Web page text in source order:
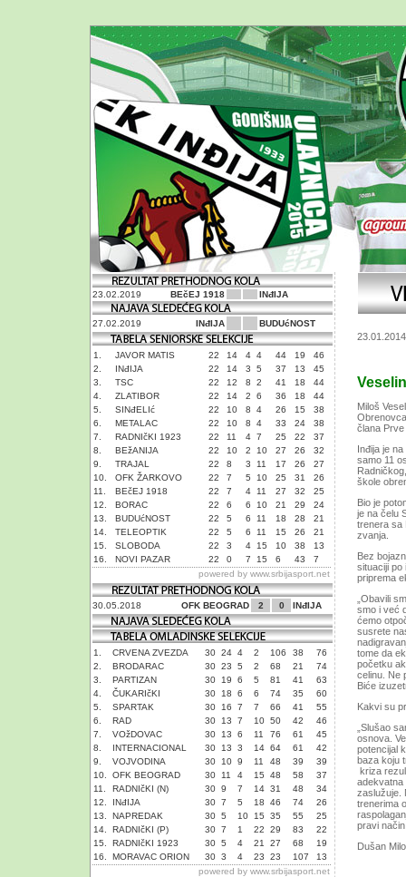
23.02.2019 BEčEJ 1918 INđIJA
27.02.2019 INđIJA BUDUćNOST
1. JAVOR MATIS 22 14 4 4 44 19
46
2.
INđIJA 22 14 3 5 37 13
45
3.
TSC 22 12 8 2 41 18
44
4.
ZLATIBOR 22 14 2 6 36 18
44
5.
SINđELIć 22 10 8 4 26 15
38
6.
METALAC 22 10 8 4 33 24
38
7.
RADNIčKI 1923 22 11 4 7 25 22
37
8.
BEžANIJA 22 10 2 10 27 26
32
9.
TRAJAL 22 8 3 11 17 26
27
10.
OFK ŽARKOVO 22 7 5 10 25 31
26
11.
BEčEJ 1918 22 7 4 11 27 32
25
12.
BORAC 22 6 6 10 21 29
24
13.
BUDUćNOST 22 5 6 11 18 28
21
14.
TELEOPTIK 22 5 6 11 15 26
21
15.
SLOBODA 22 3 4 15 10 38
13
16.
NOVI PAZAR 22 0 7 15 6 43
7
powered by www.srbijasport.net
30.05.2018 OFK BEOGRAD 2 0 INđIJA
1. CRVENA ZVEZDA 30 24 4 2 106 38
76
2.
BRODARAC 30 23 5 2 68 21
74
3.
PARTIZAN 30 19 6 5 81 41
63
4.
ČUKARIčKI 30 18 6 6 74 35
60
5.
SPARTAK 30 16 7 7 66 41
55
6.
RAD 30 13 7 10 50 42
46
7.
VOžDOVAC 30 13 6 11 76 61
45
8.
INTERNACIONAL 30 13 3 14 64 61
42
9.
VOJVODINA 30 10 9 11 48 39
39
10.
OFK BEOGRAD 30 11 4 15 48 58
37
11.
RADNIčKI (N) 30 9 7 14 31 48
34
12.
INđIJA 30 7 5 18 46 74
26
13.
NAPREDAK 30 5 10 15 35 55
25
14.
RADNIčKI (P) 30 7 1 22 29 83
22
15.
RADNIčKI 1923 30 5 4 21 27 68
19
16.
MORAVAC ORION 30 3 4 23 23 107
13
powered by www.srbijasport.net
23.01.2014
Miloš
člana
Inđija je
samo 11
škole
Bio je
je na čelu
trenera sa
zvanja.
Bez
situaciji po
priprema
„Obavili
smo i već
ćemo
susrete
tome da
početku
celinu. Ne
Biće
Kakvi su
„Slušao
osnova.
potencijal
baza koju
kriza
adekvatna
zaslužuje.
trenerima
pravi
Dušan